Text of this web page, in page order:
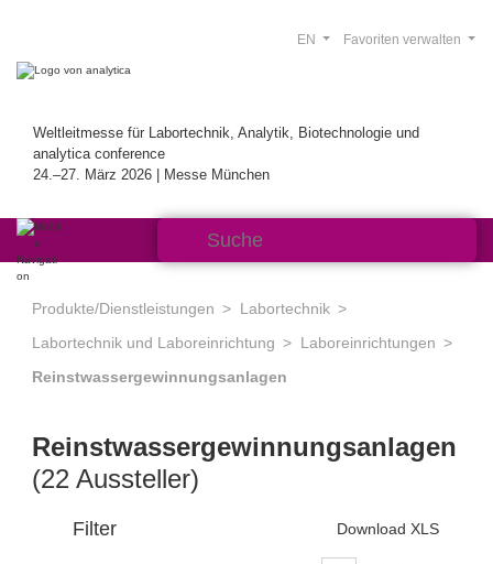
Weltleitmesse für Labortechnik, Analytik, Biotechnologie und
analytica conference
24.–27. März 2026 | Messe München
Favoriten verwalten
EN
Produkte/Dienstleistungen
Labortechnik
Labortechnik und Laboreinrichtung
Laboreinrichtungen
Reinstwassergewinnungsanlagen
Reinstwassergewinnungsanlagen
(22 Aussteller)
Filter Download XLS